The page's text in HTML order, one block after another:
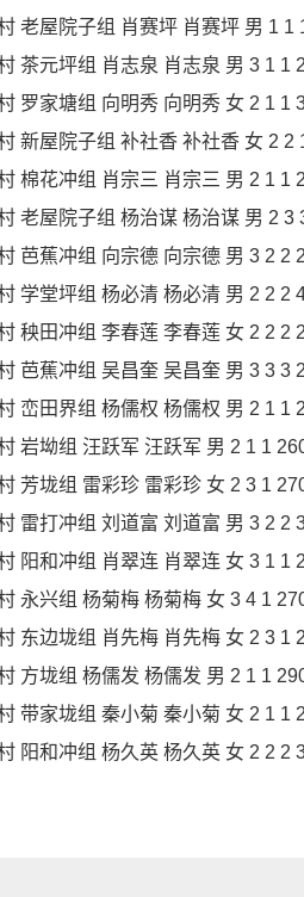
老屋院子组 肖赛坪 肖赛坪 男 1 1
茶元坪组 肖志泉 肖志泉 男 3 1 1
罗家塘组 向明秀 向明秀 女 2 1 1
新屋院子组 补社香 补社香 女 2 2
棉花冲组 肖宗三 肖宗三 男 2 1 1
老屋院子组 杨治谋 杨治谋 男 2 3
芭蕉冲组 向宗德 向宗德 男 3 2 2
学堂坪组 杨必清 杨必清 男 2 2 2
秧田冲组 李春莲 李春莲 女 2 2 2
芭蕉冲组 吴昌奎 吴昌奎 男 3 3 3
峦田界组 杨儒权 杨儒权 男 2 1 1
岩坳组 汪跃军 汪跃军 男 2 1 1
芳垅组 雷彩珍 雷彩珍 女 2 3 1
雷打冲组 刘道富 刘道富 男 3 2 2
阳和冲组 肖翠连 肖翠连 女 3 1 1
永兴组 杨菊梅 杨菊梅 女 3 4 1
东边垅组 肖先梅 肖先梅 女 2 3 1
方垅组 杨儒发 杨儒发 男 2 1 1
带家垅组 秦小菊 秦小菊 女 2 1 1
阳和冲组 杨久英 杨久英 女 2 2 2